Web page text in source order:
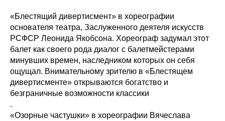
«Блестящий дивертисмент» в хореографии
основателя театра, Заслуженного деятеля искусств
РСФСР Леонида Якобсона. Хореограф задумал этот
балет как своего рода диалог с балетмейстерами
минувших времен, наследником которых он себя
ощущал. Внимательному зрителю в «Блестящем
дивертисменте» открываются богатство и
безграничные возможности классики
.
«Озорные частушки» в хореографии Вячеслава